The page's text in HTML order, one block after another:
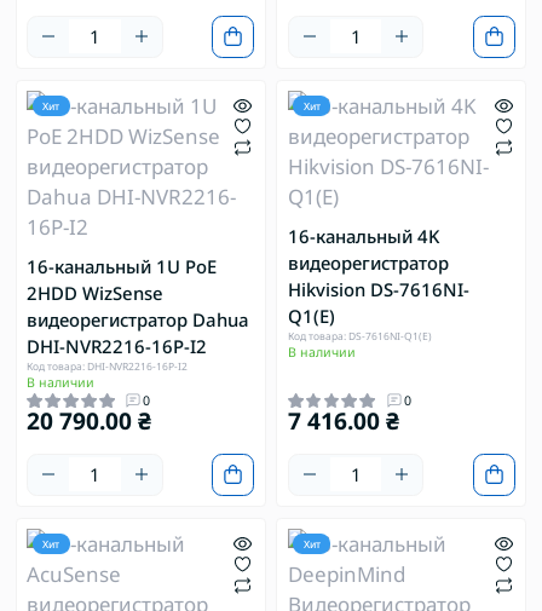
Хит
16-канальный 1U PoE
2HDD WizSense
видеорегистратор Dahua
DHI-NVR2216-16P-I2
Код товара: DHI-NVR2216-16P-I2
В наличии
0
20 790.00 ₴
Хит
16-канальный 4K
видеорегистратор
Hikvision DS-7616NI-
Q1(E)
Код товара: DS-7616NI-Q1(E)
В наличии
0
7 416.00 ₴
Хит Хит